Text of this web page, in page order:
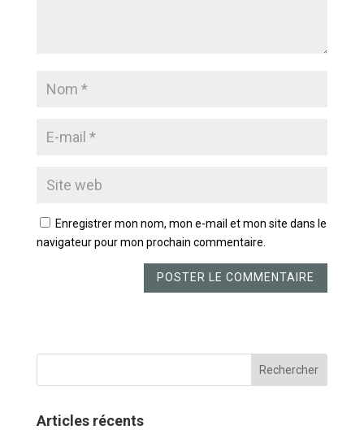
Enregistrer mon nom, mon e-mail et mon site dans le
navigateur pour mon prochain commentaire.
Articles récents